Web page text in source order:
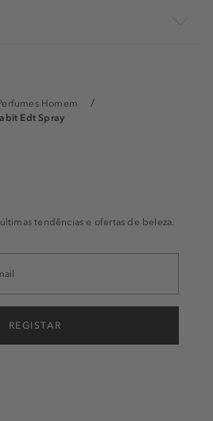
Homem
Edt Spray
tendências e ofertas de beleza.
REGISTAR